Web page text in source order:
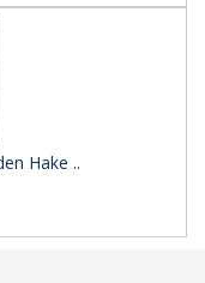
Hake ..